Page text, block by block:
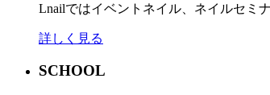
Lnailではイベントネイル、ネイルセミ
詳しく見る
SCHOOL